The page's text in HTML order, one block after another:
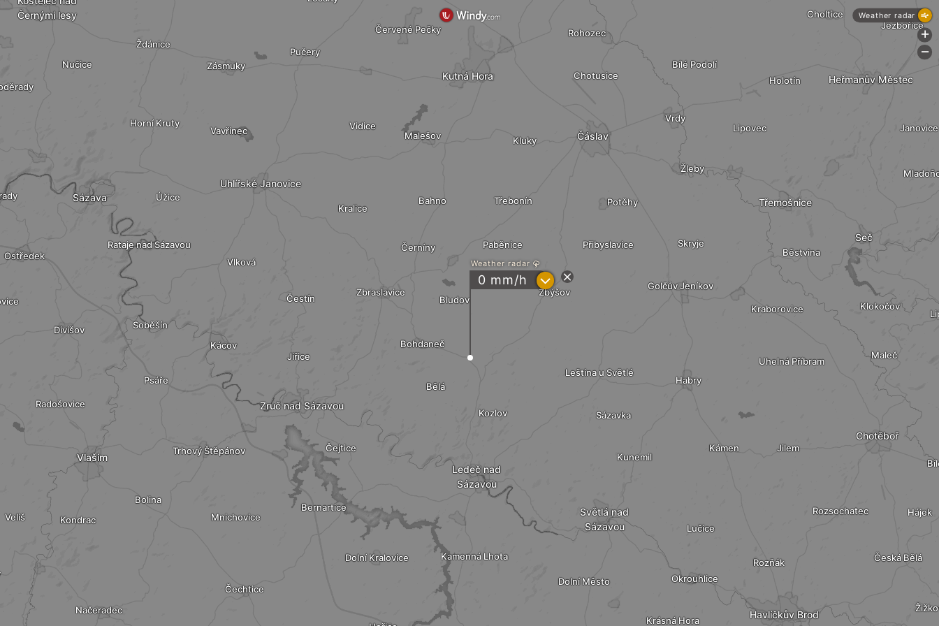
Bělá
Kozlov
Zbraslavice
Bohdaneč
Bludov
Sázavka
Zbýšov
Leština u Světlé
Malešov
Vidice
Kutná Hora
Černíny
Kralice
Bahno
Přibyslavice
Třebonín
Paběnice
Čáslav
Kluky
Potěhy
Chotusice
Bernartice
Dolní Kralovice
Čejtice
Kamenná Lhota
Ledeč nad
Sázavou
Dolní Město
Kunemil
Světlá nad
Sázavou
Zruč nad Sázavou
Jiřice
Čestín
Soběšín
Kácov
Psáře
Vlková
Habry
Uhelná Příbram
Běstvina
Golčův Jeníkov
Kraborovice
Uhlířské Janovice
Rataje nad Sázavou
Úžice
Horní Kruty
Vavřinec
Třemošnice
Holotín
Skryje
Lipovec
Vrdy
Žleby
Trhový Štěpánov
Bolina
Mnichovice
Čechtice
Jilem
Rozsochatec
Rozňák
Okrouhlice
Lučice
Kámen
Červené Pečky Rohozec
Pučery
Ždánice
Zásmuky
Choltice
Bílé Podolí
Ostředek
Divišov
Radošovice
Maleč
Klokočov
Havlíčkův Brod
Krásná Hora
Sázava
Seč
Heřmanův Městec
Janovice
Veliš Kondrac
Vlašim
Hájek
Česká Bělá
Chotěboř
Černými lesy
Nučice
Jezbořice
Načeradec
Weather radar
0 mm/h ?
Weather radar
+
-